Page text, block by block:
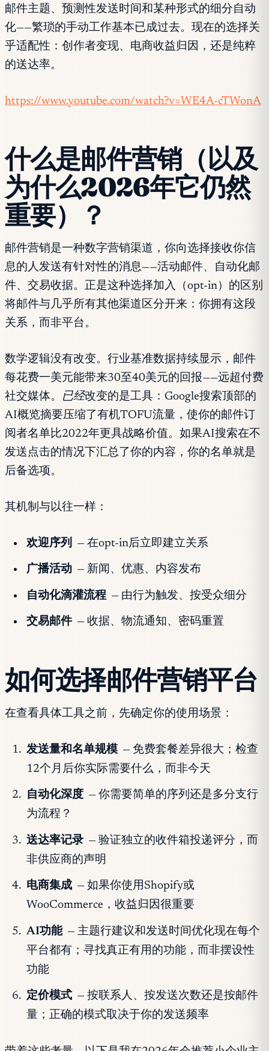
邮件主题、预测性发送时间和某种形式的细分自动
化——繁琐的手动工作基本已成过去。现在的选择关
乎适配性：创作者变现、电商收益归因，还是纯粹
的送达率。
https://www.youtube.com/watch?v=WE4A-cTWonA
什么是邮件营销（以及
为什么2026年它仍然
重要）？
邮件营销是一种数字营销渠道，你向选择接收你信
息的人发送有针对性的消息——活动邮件、自动化邮
件、交易收据。正是这种选择加入（opt-in）的区别
将邮件与几乎所有其他渠道区分开来：你拥有这段
关系，而非平台。
数学逻辑没有改变。行业基准数据持续显示，邮件
每花费一美元能带来30至40美元的回报——远超付费
社交媒体。
已经改变的是工具：Google搜索顶部的
AI概览摘要压缩了有机TOFU流量，使你的邮件订
阅者名单比2022年更具战略价值。如果AI搜索在不
发送点击的情况下汇总了你的内容，你的名单就是
后备选项。
其机制与以往一样：
欢迎序列 — 在opt-in后立即建立关系
广播活动 — 新闻、优惠、内容发布
自动化滴灌流程 — 由行为触发、按受众细分
交易邮件 — 收据、物流通知、密码重置
如何选择邮件营销平台
在查看具体工具之前，先确定你的使用场景：
发送量和名单规模 — 免费套餐差异很大；检查
12个月后你实际需要什么，而非今天
自动化深度 — 你需要简单的序列还是多分支行
为流程？
送达率记录 — 验证独立的收件箱投递评分，而
非供应商的声明
电商集成 — 如果你使用Shopify或
WooCommerce，收益归因很重要
AI功能 — 主题行建议和发送时间优化现在每个
平台都有；寻找真正有用的功能，而非摆设性
功能
定价模式 — 按联系人、按发送次数还是按邮件
量；正确的模式取决于你的发送频率